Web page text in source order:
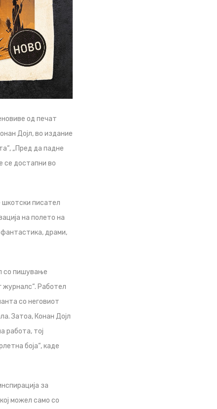
од печат
Дојл, во издание
„Пред да падне
се достапни во
шкотски писател
на полето на
драми,
со пишување
журналс“. Работел
со неговиот
Затоа, Конан Дојл
работа, тој
боја“, каде
за
можел само со